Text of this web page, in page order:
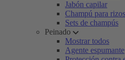
Jabón capilar
Champú para rizos
Sets de champús
Peinado
Mostrar todos
Agente espumante